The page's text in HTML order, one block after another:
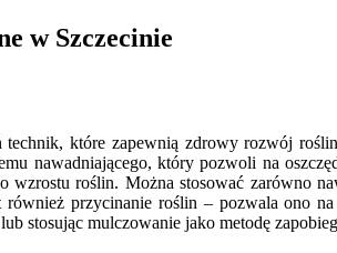
w Szczecinie
które zapewnią zdrowy rozwój
nawadniającego, który pozwoli na
wzrostu roślin. Można stosować zarówno
przycinanie roślin – pozwala ono
stosując mulczowanie jako metodę